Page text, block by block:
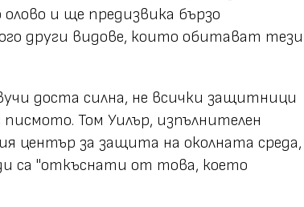
и ще предизвика бързо
други видове, които обитават тези
доста силна, не всички защитници
Том Уилър, изпълнителен
център за защита на околната среда,
са "откъснати от това, което